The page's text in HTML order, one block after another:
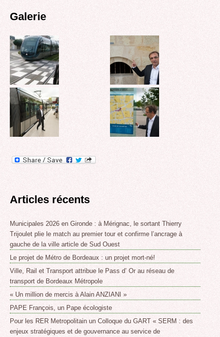
Galerie
Articles récents
Municipales 2026 en Gironde : à Mérignac, le sortant Thierry
Trijoulet plie le match au premier tour et confirme l’ancrage à
gauche de la ville article de Sud Ouest
Le projet de Métro de Bordeaux : un projet mort-né!
Ville, Rail et Transport attribue le Pass d’ Or au réseau de
transport de Bordeaux Métropole
« Un million de mercis à Alain ANZIANI »
PAPE François, un Pape écologiste
Pour les RER Metropolitain un Colloque du GART « SERM : des
enjeux stratégiques et de gouvernance au service de